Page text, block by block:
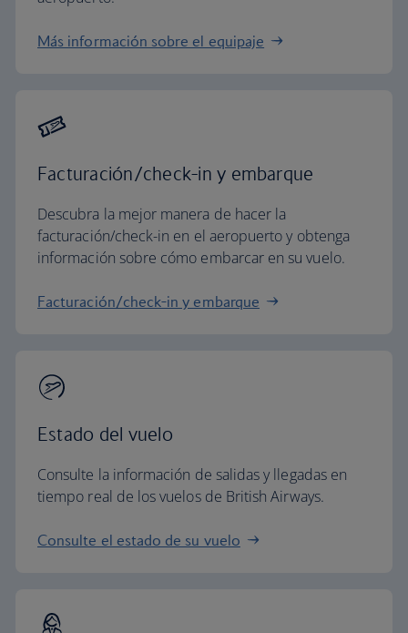
Más información sobre el equipaje
Facturación/check-in y embarque
Descubra la mejor manera de hacer la
facturación/check-in en el aeropuerto y obtenga
información sobre cómo embarcar en su vuelo.
Facturación/check-in y embarque
Estado del vuelo
Consulte la información de salidas y llegadas en
tiempo real de los vuelos de British Airways.
Consulte el estado de su vuelo